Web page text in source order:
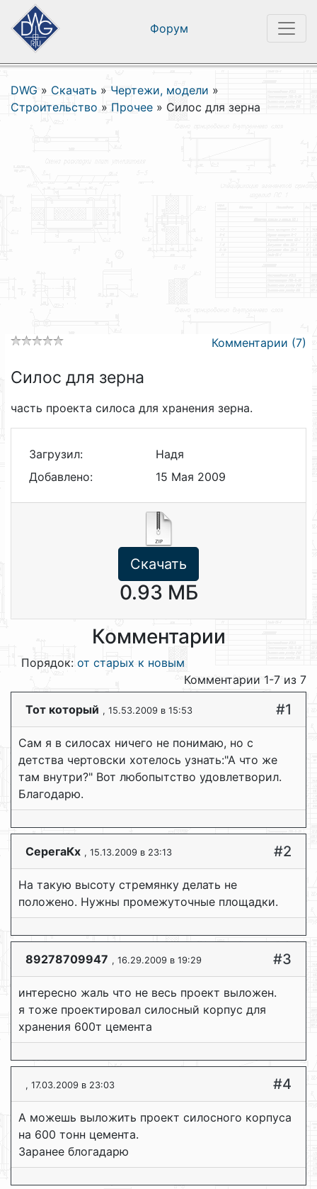
Форум
DWG » Скачать » Чертежи, модели »
Строительство » Прочее » Силос для зерна
Комментарии (7)
Силос для зерна
часть проекта силоса для хранения зерна.
Загрузил:
Надя
Добавлено:
15 Мая 2009
Скачать
0.93 МБ
Комментарии
Порядок: от старых к новым
Комментарии 1-7 из 7
Тот который , 15.53.2009 в 15:53 #1
Сам я в силосах ничего не понимаю, но с
детства чертовски хотелось узнать:"А что же
там внутри?" Вот любопытство удовлетворил.
Благодарю.
СерегаКх , 15.13.2009 в 23:13 #2
На такую высоту стремянку делать не
положено. Нужны промежуточные площадки.
89278709947 , 16.29.2009 в 19:29 #3
интересно жаль что не весь проект выложен.
я тоже проектировал силосный корпус для
хранения 600т цемента
, 17.03.2009 в 23:03 #4
А можешь выложить проект силосного корпуса
на 600 тонн цемента.
Заранее блогадарю